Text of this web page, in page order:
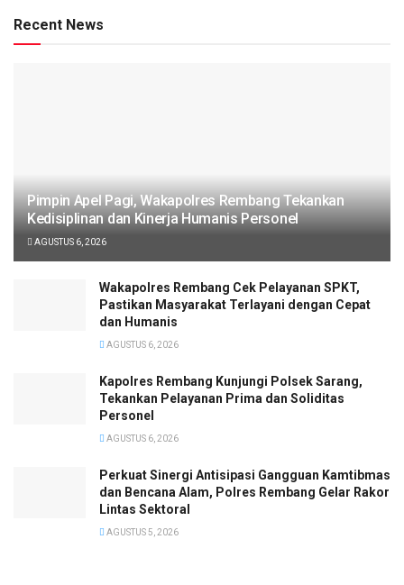
Recent News
Pimpin Apel Pagi, Wakapolres Rembang Tekankan
Kedisiplinan dan Kinerja Humanis Personel
AGUSTUS 6, 2026
Wakapolres Rembang Cek Pelayanan SPKT,
Pastikan Masyarakat Terlayani dengan Cepat
dan Humanis
AGUSTUS 6, 2026
Kapolres Rembang Kunjungi Polsek Sarang,
Tekankan Pelayanan Prima dan Soliditas
Personel
AGUSTUS 6, 2026
Perkuat Sinergi Antisipasi Gangguan Kamtibmas
dan Bencana Alam, Polres Rembang Gelar Rakor
Lintas Sektoral
AGUSTUS 5, 2026